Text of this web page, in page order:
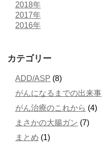
2018年
2017年
2016年
カテゴリー
ADD/ASP (8)
がんになるまでの出来事
がん治療のこれから (4)
まさかの大腸ガン (7)
まとめ (1)